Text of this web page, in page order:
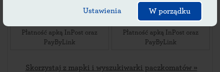
Ustawienia W porządku
Płatność apką InPost oraz
PayByLink
ul. Centralna 2,
36-051 Górno,
24/7 Z lewej strony budynku
Płatność apką InPost oraz
PayByLink
Skorzystaj z mapki i wyszukiwarki paczkomatów »